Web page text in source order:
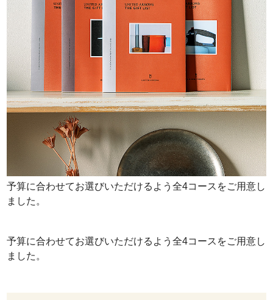
予算に合わせてお選びいただけるよう全4コースをご用意し
ました。
予算に合わせてお選びいただけるよう全4コースをご用意し
ました。